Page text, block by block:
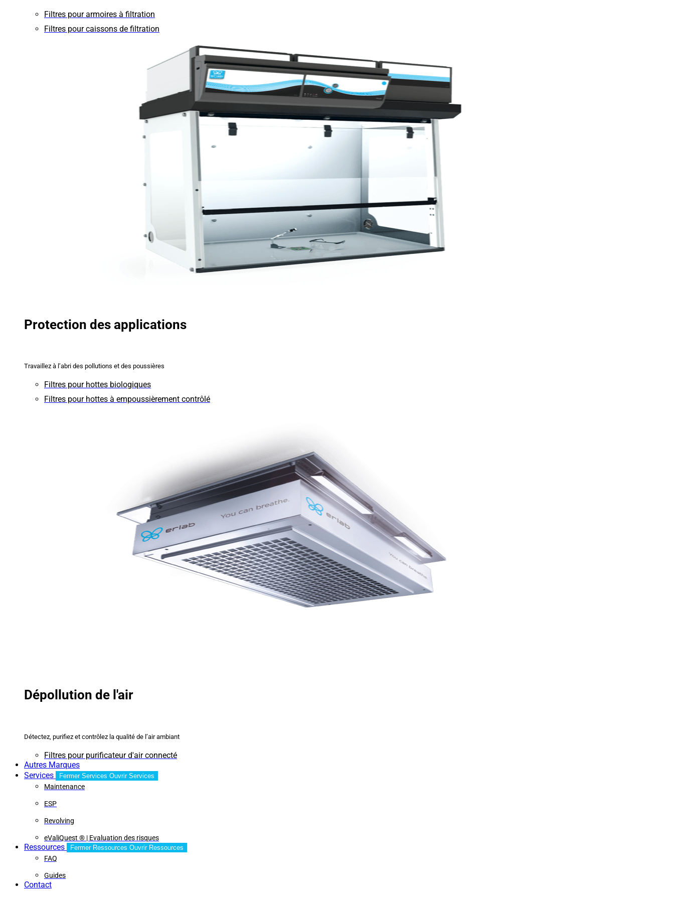
Filtres pour armoires à filtration
Filtres pour caissons de filtration
Protection des applications
Travaillez à l’abri des pollutions et des poussières
Filtres pour hottes biologiques
Filtres pour hottes à empoussièrement contrôlé
Dépollution de l'air
Détectez, purifiez et contrôlez la qualité de l’air ambiant
Filtres pour purificateur d'air connecté
Autres Marques
Services
Fermer Services Ouvrir Services
Maintenance
ESP
Revolving
eValiQuest ® | Evaluation des risques
Ressources Fermer Ressources Ouvrir Ressources
FAQ
Guides
Contact